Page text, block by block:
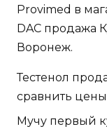
Provimed в
DAC продажа
Воронеж.
Тестенол
сравнить
Мучу первый